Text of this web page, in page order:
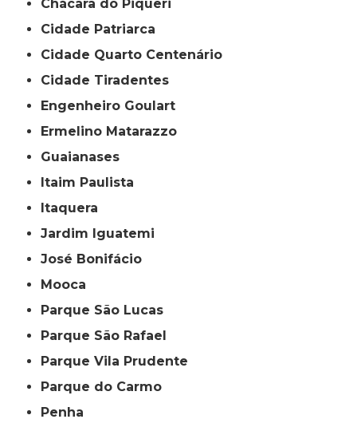
Chácara do Piqueri
Cidade Patriarca
Cidade Quarto Centenário
Cidade Tiradentes
Engenheiro Goulart
Ermelino Matarazzo
Guaianases
Itaim Paulista
Itaquera
Jardim Iguatemi
José Bonifácio
Mooca
Parque São Lucas
Parque São Rafael
Parque Vila Prudente
Parque do Carmo
Penha